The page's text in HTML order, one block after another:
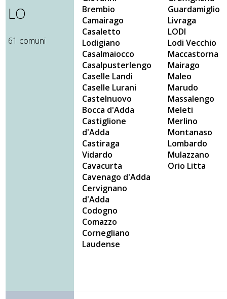
LO
61 comuni
Brembio
Camairago
Casaletto
Lodigiano
Casalmaiocco
Casalpusterlengo
Caselle Landi
Caselle Lurani
Castelnuovo
Bocca d'Adda
Castiglione
d'Adda
Castiraga
Vidardo
Cavacurta
Cavenago d'Adda
Cervignano
d'Adda
Codogno
Comazzo
Cornegliano
Laudense
Guardamiglio
Livraga
LODI
Lodi Vecchio
Maccastorna
Mairago
Maleo
Marudo
Massalengo
Meleti
Merlino
Montanaso
Lombardo
Mulazzano
Orio Litta